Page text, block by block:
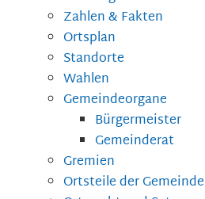
Zahlen & Fakten
Ortsplan
Standorte
Wahlen
Gemeindeorgane
Bürgermeister
Gemeinderat
Gremien
Ortsteile der Gemeinde